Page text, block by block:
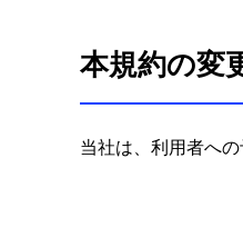
本規約の変
当社は、利用者へ